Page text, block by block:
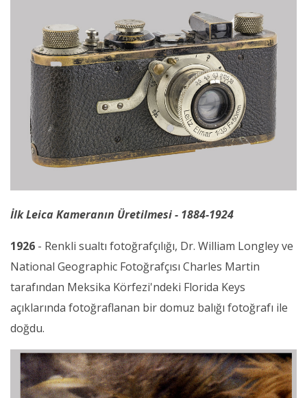
İlk Leica Kameranın Üretilmesi - 1884-1924
1926 - Renkli sualtı fotoğrafçılığı, Dr. William Longley ve
National Geographic Fotoğrafçısı Charles Martin
tarafından Meksika Körfezi'ndeki Florida Keys
açıklarında fotoğraflanan bir domuz balığı fotoğrafı ile
doğdu.